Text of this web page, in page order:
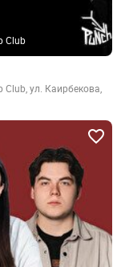
Club
Club, ул. Каирбекова,